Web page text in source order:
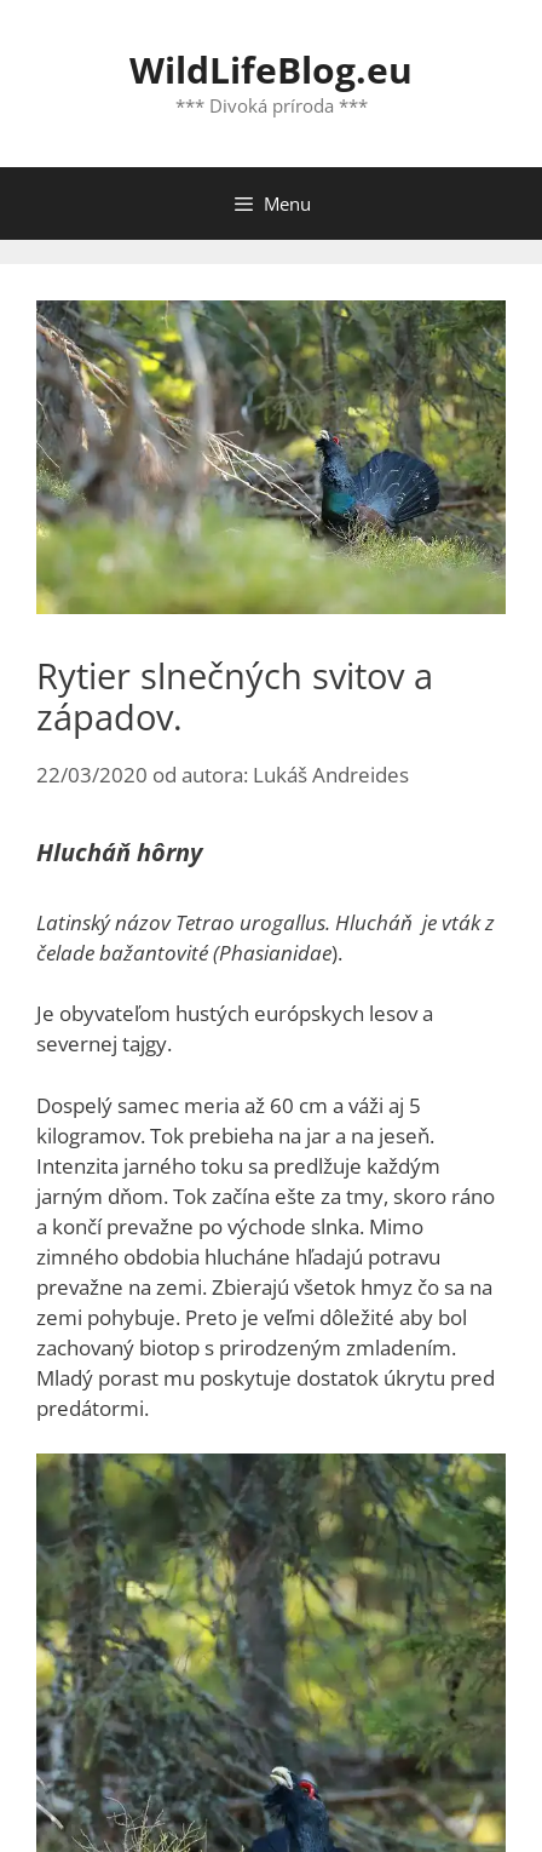
WildLifeBlog.eu
*** Divoká príroda ***
Menu
Rytier slnečných svitov a
západov.
22/03/2020 od autora: Lukáš Andreides
Hlucháň hôrny
Latinský názov Tetrao urogallus. Hlucháň je vták z
čelade bažantovité (Phasianidae).
Je obyvateľom hustých európskych lesov a
severnej tajgy.
Dospelý samec meria až 60 cm a váži aj 5
kilogramov. Tok prebieha na jar a na jeseň.
Intenzita jarného toku sa predlžuje každým
jarným dňom. Tok začína ešte za tmy, skoro ráno
a končí prevažne po východe slnka. Mimo
zimného obdobia hlucháne hľadajú potravu
prevažne na zemi. Zbierajú všetok hmyz čo sa na
zemi pohybuje. Preto je veľmi dôležité aby bol
zachovaný biotop s prirodzeným zmladením.
Mladý porast mu poskytuje dostatok úkrytu pred
predátormi.